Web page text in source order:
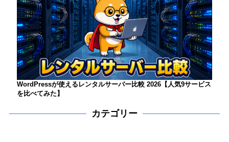
WordPressが使えるレンタルサーバー比較 2026【人気9サービス
を比べてみた】
カテゴリー